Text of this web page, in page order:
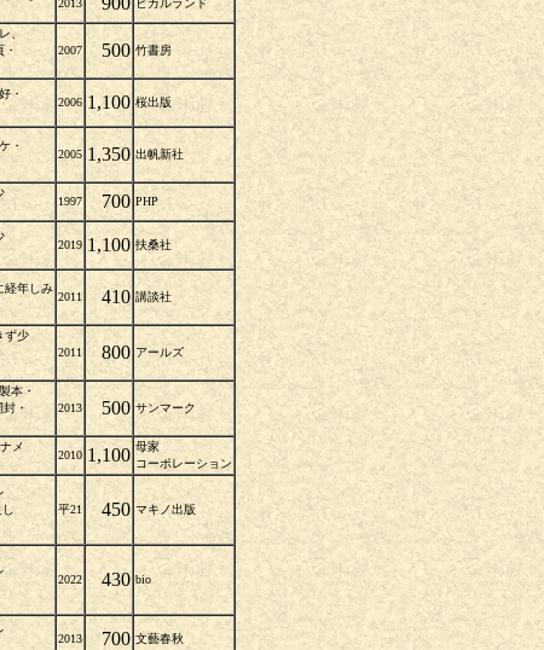
2013 ヒカルランド
、
2007 500 竹書房
・
2006 1,100 桜出版
・
2005 1,350 出帆新社
少
1997 700 PHP
2019 1,100 扶桑社
年しみ
2011 410 講談社
ず少
2011 800 アールズ
本・
・
2013 500 サンマーク
ナメ
2010 1,100 母家
コーポレーション
し
平21 450 マキノ出版
2022 430 bio
2013 700 文藝春秋